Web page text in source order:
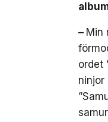
– Min
ordet
ninjor